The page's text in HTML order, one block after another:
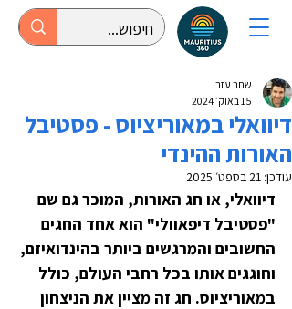
דיוואלי במאוריציוס - פסטיבל
האורות ההינדי
שחר עזר
15 באוק׳ 2024
עודכן: 21 בספט׳ 2025
דיוואלי, או חג האורות, המוכר גם שם
"פסטיבל דיפאוולי" הוא אחד החגים
החשובים והמרגשים ביותר בהינדואיזם,
וחוגגים אותו בכל רחבי העולם, כולל
במאוריציוס. חג זה מציין את הניצחון